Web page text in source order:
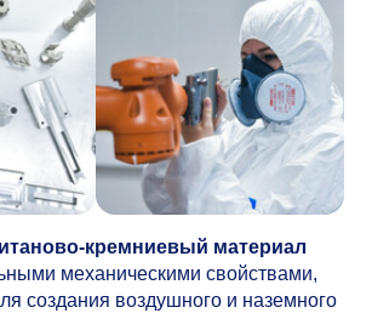
кремниевый материал
механическими свойствами,
создания воздушного и наземного